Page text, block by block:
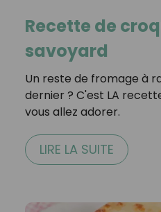
Recette de
savoyard
Un reste de fromage à
dernier ? C'est LA
vous allez adorer.⁣
LIRE LA SUITE